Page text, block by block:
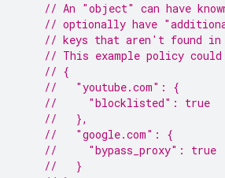
// An "object" can have
// optionally have
// keys that aren't found
// This example policy
// {
//   "youtube.com": {
//     "blocklisted": true
//   },
//   "google.com": {
//     "bypass_proxy": true
//   }